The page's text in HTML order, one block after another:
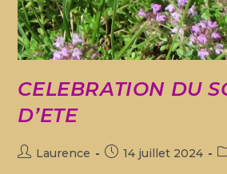
CELEBRATION DU
D’ETE
Laurence 14 juillet 2024